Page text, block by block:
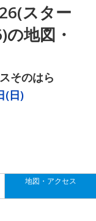
スター
地図・
そのはら
(日)
地図・アクセス